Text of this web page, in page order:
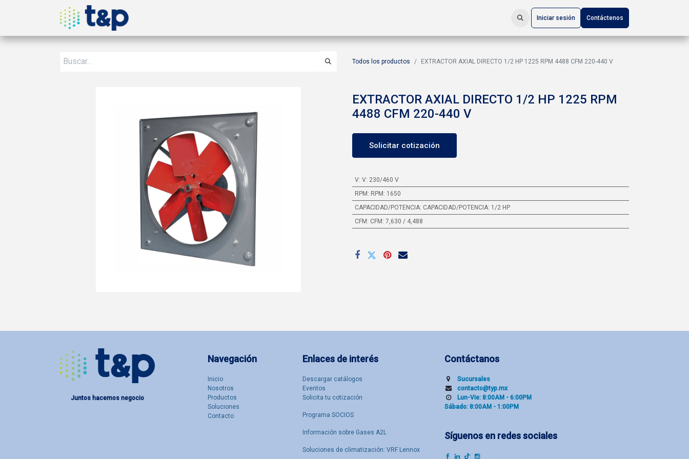
Iniciar sesión Contáctenos
Todos los productos EXTRACTOR AXIAL DIRECTO 1/2 HP 1225 RPM 4488 CFM 220-440 V
EXTRACTOR AXIAL DIRECTO 1/2 HP 1225 RPM
4488 CFM 220-440 V
Solicitar cotización
V: V: 230/460 V
RPM : RPM: 1650
CAPACIDAD/POTENCIA: CAPACIDAD/POTENCIA: 1/2 HP
CFM : CFM: 7,630 / 4,488
Enlaces de interés
Descargar catálogos
Eventos
Solicita tu cotización
Programa SOCIOS
Información sobre Gases A2L
Soluciones de climatización: VRF Lennox
Navegación
Inicio
Nosotro​s
Productos
Soluciones
Contacto
Contáctanos
Sucu​rsal​es
contacto@typ.mx
Lun-Vie: 8:00AM - 6:00PM
Sábado: 8:00AM - 1:00PM
Síguenos en redes sociales
Juntos hacemos negocio